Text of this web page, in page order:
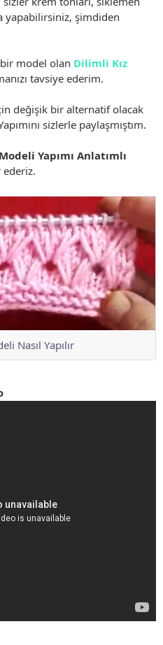
yapabilirsiniz, şimdiden
bir model olan Dilimli Kız
tavsiye ederim.
değişik bir alternatif olacak
sizlerle paylaşmıştım.
Yapımı Anlatımlı
ederiz.
Nasıl Yapılır